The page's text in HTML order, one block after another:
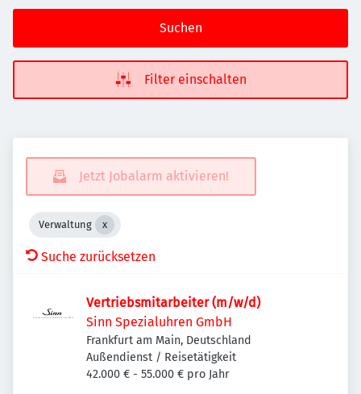
Suchen
Filter einschalten
Jetzt Jobalarm aktivieren!
Verwaltung
Suche zurücksetzen
Vertriebsmitarbeiter (m/w/d)
Sinn Spezialuhren GmbH
Frankfurt am Main, Deutschland
Außendienst / Reisetätigkeit
42.000 € - 55.000 € pro Jahr